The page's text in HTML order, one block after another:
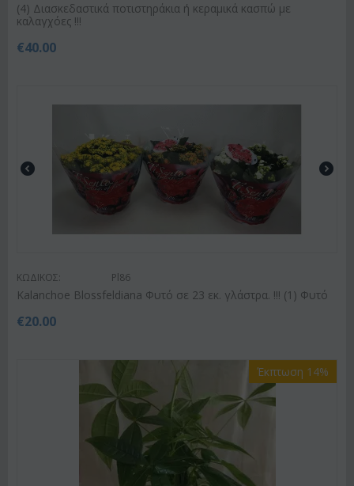
(4) Διασκεδαστικά ποτιστηράκια ή κεραμικά κασπώ με
καλαγχόες !!!
€40.00
ΚΩΔΙΚΟΣ: Pl86
Kalanchoe Blossfeldiana Φυτό σε 23 εκ. γλάστρα. !!! (1) Φυτό
€20.00
Έκπτωση 14%